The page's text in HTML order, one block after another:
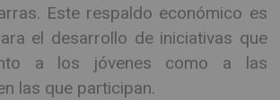
Este respaldo económico es
el desarrollo de iniciativas que
a los jóvenes como a las
las que participan.